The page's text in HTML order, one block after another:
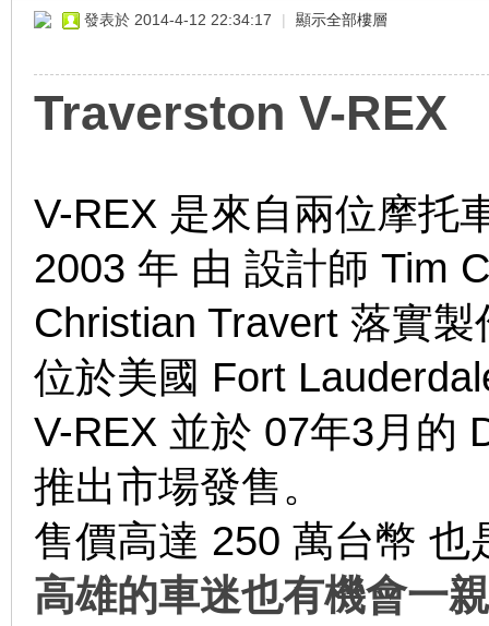
發表於 2014-4-12 22:34:17 | 顯示全部樓層
Traverston V-REX
V-REX 是來自兩位摩托
2003 年 由 設計師 Tim
Christian Travert 落實製
位於美國 Fort
V-REX 並於 07年3月的
推出市場發售。
售價高達 250 萬台幣
高雄的車迷也有機會一